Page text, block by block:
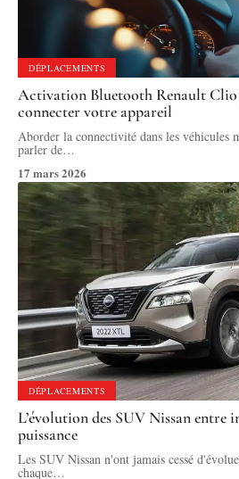
DÉPLACEMENTS
Activation Bluetooth Renault Clio
connecter votre appareil
Aborder la connectivité dans les véhicules
parler de…
17 mars 2026
DÉPLACEMENTS
L’évolution des SUV Nissan
puissance
Les SUV Nissan n'ont jamais cessé
chaque…